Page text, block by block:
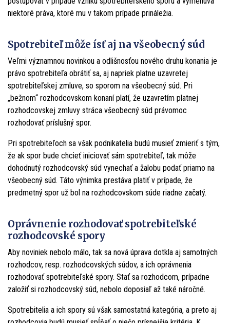
niektoré práva, ktoré mu v takom prípade prináležia.
Spotrebiteľ môže ísť aj na všeobecný súd
Veľmi významnou novinkou a odlišnosťou nového druhu konania je
právo spotrebiteľa obrátiť sa, aj napriek platne uzavretej
spotrebiteľskej zmluve, so sporom na všeobecný súd. Pri
„bežnom“ rozhodcovskom konaní platí, že uzavretím platnej
rozhodcovskej zmluvy stráca všeobecný súd právomoc
rozhodovať príslušný spor.
Pri spotrebiteľoch sa však podnikatelia budú musieť zmieriť s tým,
že ak spor bude chcieť iniciovať sám spotrebiteľ, tak môže
dohodnutý rozhodcovský súd vynechať a žalobu podať priamo na
všeobecný súd. Táto výnimka prestáva platiť v prípade, že
predmetný spor už bol na rozhodcovskom súde riadne začatý.
Oprávnenie rozhodovať spotrebiteľské
rozhodcovské spory
Aby noviniek nebolo málo, tak sa nová úprava dotkla aj samotných
rozhodcov, resp. rozhodcovských súdov, a ich oprávnenia
rozhodovať spotrebiteľské spory. Stať sa rozhodcom, prípadne
založiť si rozhodcovský súd, nebolo doposiaľ až také náročné.
Spotrebitelia a ich spory sú však samostatná kategória, a preto aj